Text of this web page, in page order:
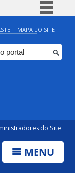
BR
MAPA DO SITE
do Site
MENU